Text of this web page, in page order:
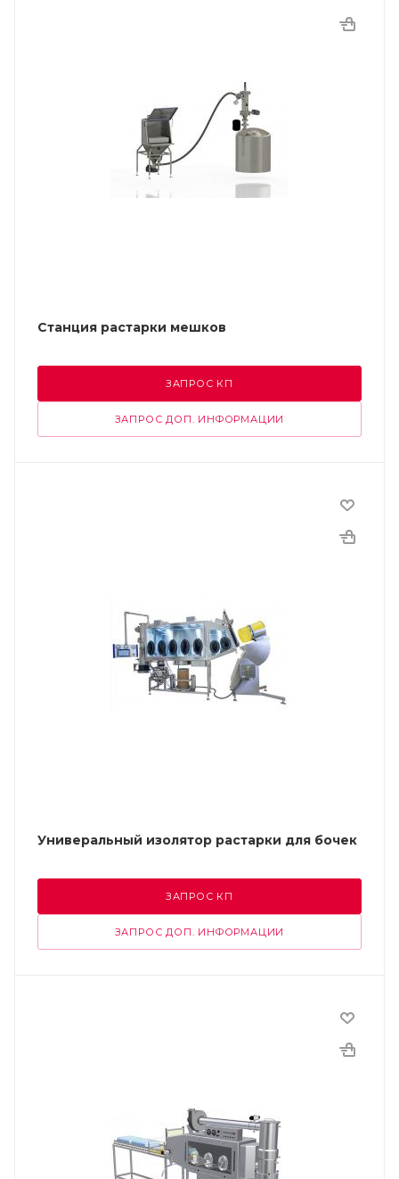
Станция растарки мешков
ЗАПРОС КП
ЗАПРОС ДОП. ИНФОРМАЦИИ
Универальный изолятор растарки для бочек
ЗАПРОС КП
ЗАПРОС ДОП. ИНФОРМАЦИИ